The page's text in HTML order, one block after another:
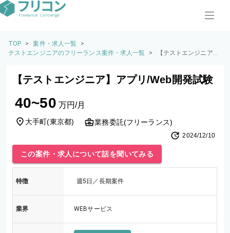
TOP > 案件・求人一覧
>
テストエンジニアのフリーランス案件・求人一覧
>
【テストエンジニア】
【テストエンジニア】アプリ/Web開発試験
40~50 万円/月
大手町(東京都) 業務委託(フリーランス)
2024/12/10
この案件・求人について話を聞いてみる
特徴 週5日／長期案件
業界 WEBサービス